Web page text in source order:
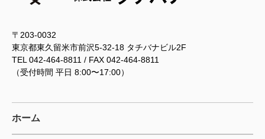
〒203-0032
東京都東久留米市前沢5-32-18 タチバナビル2F
TEL 042-464-8811 / FAX 042-464-8811
（受付時間 平日 8:00〜17:00）
ホーム